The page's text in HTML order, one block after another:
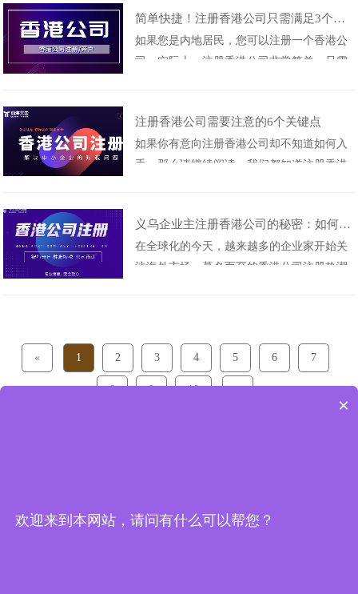
商和外贸行业来说，注册在香港的公司可以
帮助它们拓展国际市场。接下来，前海天盈
财务公司小编将与大家分享关于香港公司注
简单快捷！注册香港公司只需满足3个条件
如果您是内地居民，您可以注册一个香港公
司。实际上，注册香港公司非常简单，只需
股东必须年满18周岁。在香港，可以选择一
个公司注册的地址，最后的一项任务是指定
一家合法的持牌秘书公司来担任法定秘书的
注册香港公司需要注意的6个关键点
如果你有意向注册香港公司却不知道如何入
手，那么请继续阅读。我们都知道注册香港
亲自教你如何顺利注册香港公司。香港公司
注册有以下几个条件：1.至少有一名合法年
龄的股东；2.至少有一名香港居民或香港公
义乌企业主注册香港公司的秘密：如何解读其优势和流程？
在全球化的今天，越来越多的企业家开始关
注海外市场，慕名而至的香港公司注册热潮
竟有哪些优势呢？又该如何进行呢？在本文
中我们将对这一问题做详细剖析。首先，我
« 1 2 3 4 5 6 7
8 9 10 »
×
欢迎来到本网站，请问有什么可以帮您？